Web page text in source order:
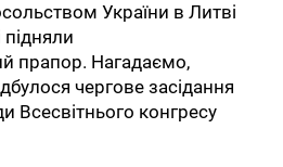
України в Литві
підняли
прапор. Нагадаємо,
чергове засідання
Всесвітнього конгресу